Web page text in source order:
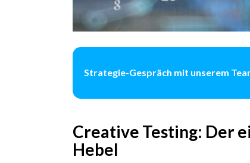
Strategie-Gespräch mit unserem
Creative Testing: Der
Hebel